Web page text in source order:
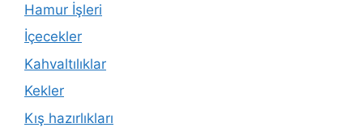
Hamur İşleri
İçecekler
Kahvaltılıklar
Kekler
Kış hazırlıkları